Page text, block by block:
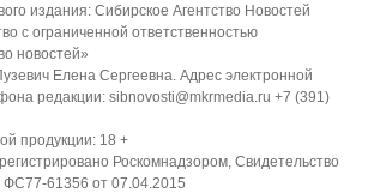
издания: Сибирское Агентство Новостей
с ограниченной ответственностью
новостей»
Елена Сергеевна. Адрес электронной
редакции: sibnovosti@mkrmedia.ru +7 (391)
продукции: 18 +
Роскомнадзором, Свидетельство
61356 от 07.04.2015